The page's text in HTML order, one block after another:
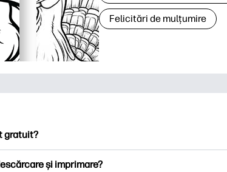
Felicitări de mulțumire
gratuit?
și imprimare?